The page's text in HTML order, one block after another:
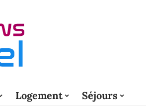
Logement Séjours